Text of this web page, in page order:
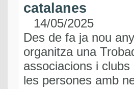
catalanes
14/05/2025
Des de fa ja nou
organitza una
associacions i
les persones amb